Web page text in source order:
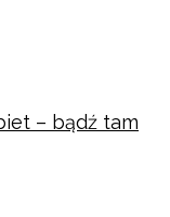
– bądź tam